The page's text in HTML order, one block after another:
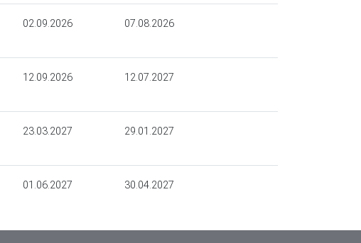
02.09.2026 07.08.2026
12.09.2026 12.07.2027
23.03.2027 29.01.2027
01.06.2027 30.04.2027